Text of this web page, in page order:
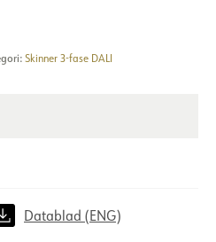
Skinner 3-fase DALI
Datablad (ENG)